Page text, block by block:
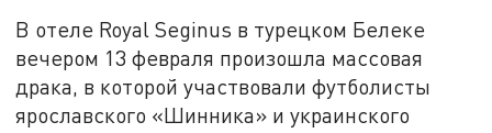
В отеле Royal Seginus в турецком Белеке
вечером 13 февраля произошла массовая
драка, в которой участвовали футболисты
ярославского «Шинника» и украинского